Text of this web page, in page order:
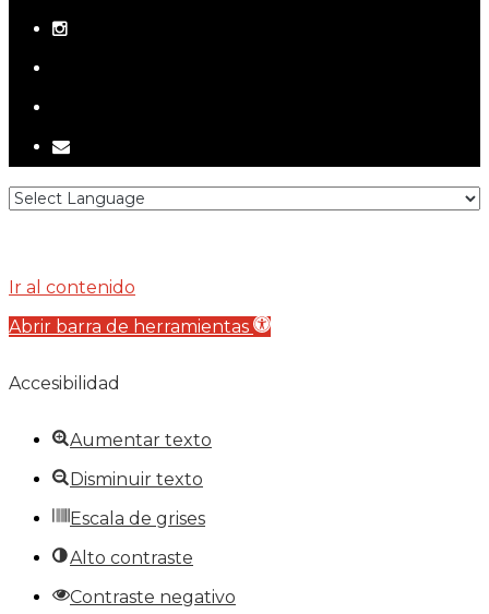
instagram
email
Ir al contenido
Abrir barra de herramientas
Accesibilidad
Aumentar texto
Disminuir texto
Escala de grises
Alto contraste
Contraste negativo